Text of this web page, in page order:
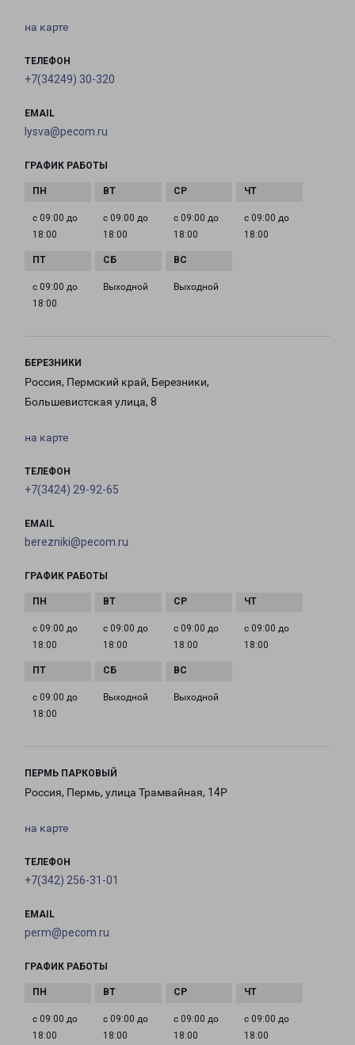
на карте
ТЕЛЕФОН
+7(34249) 30-320
EMAIL
lysva@pecom.ru
ГРАФИК РАБОТЫ
с 09:00 до
18:00
с 09:00 до
18:00
с 09:00 до
18:00
с 09:00 до
18:00
с 09:00 до
18:00
Выходной Выходной
БЕРЕЗНИКИ
Россия, Пермский край, Березники,
Большевистская улица, 8
на карте
ТЕЛЕФОН
+7(3424) 29-92-65
EMAIL
berezniki@pecom.ru
ГРАФИК РАБОТЫ
с 09:00 до
18:00
с 09:00 до
18:00
с 09:00 до
18:00
с 09:00 до
18:00
с 09:00 до
18:00
Выходной Выходной
ПЕРМЬ ПАРКОВЫЙ
Россия, Пермь, улица Трамвайная, 14Р
на карте
ТЕЛЕФОН
+7(342) 256-31-01
EMAIL
perm@pecom.ru
ГРАФИК РАБОТЫ
с 09:00 до
18:00
с 09:00 до
18:00
с 09:00 до
18:00
с 09:00 до
18:00